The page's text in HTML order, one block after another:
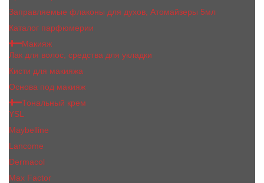
Заправляемые флаконы для духов, Атомайзеры 5мл
Каталог парфюмерии
Макияж
Лак для волос, средства для укладки
Кисти для макияжа
Основа под макияж
Тональный крем
YSL
Maybelline
Lancome
Dermacol
Max Factor